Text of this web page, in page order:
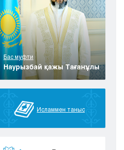
Бас муфти
Наурызбай қажы Тағанұлы
Исламмен таныс